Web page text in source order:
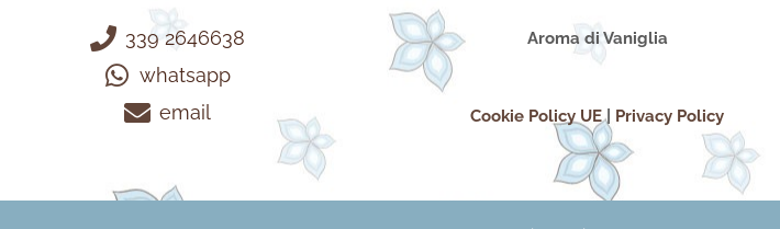
339 2646638
whatsapp
email
Aroma di Vaniglia
Cookie Policy UE| Privacy Policy